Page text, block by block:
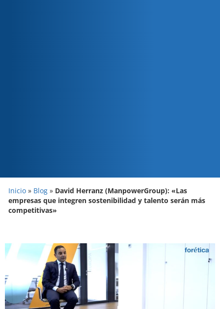
Inicio » Blog » David Herranz (ManpowerGroup): «Las
empresas que integren sostenibilidad y talento serán más
competitivas»